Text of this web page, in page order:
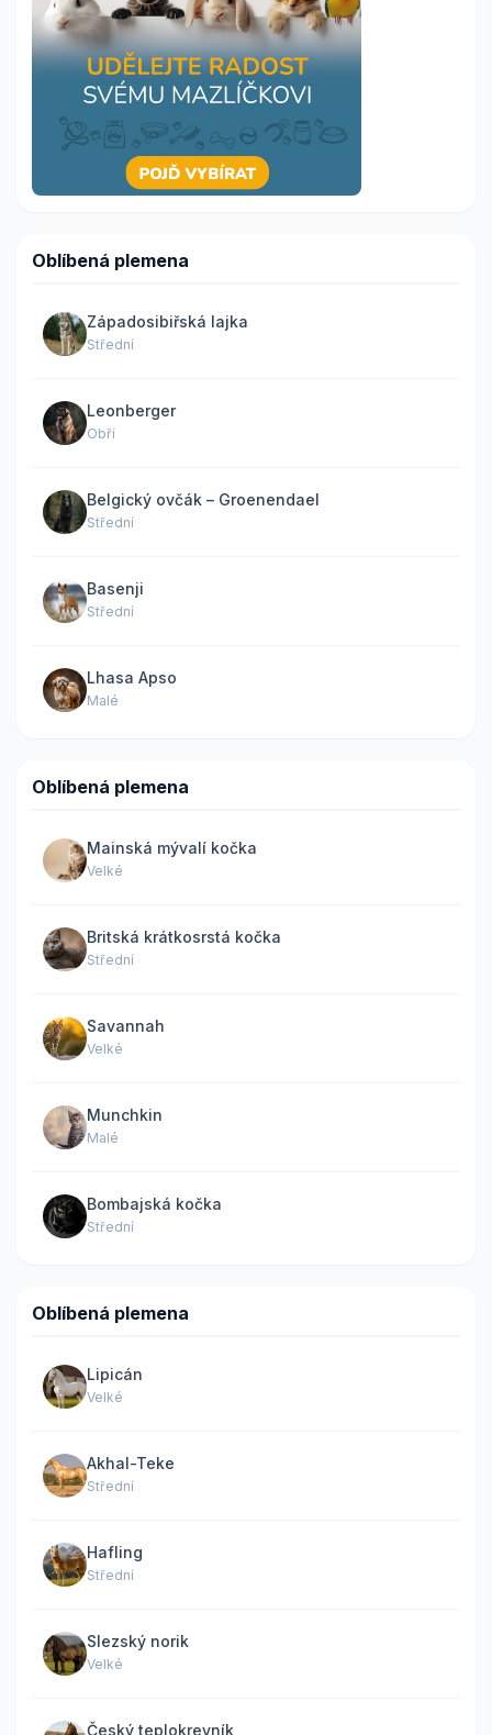
Oblíbená plemena
Západosibiřská lajka
Střední
Leonberger
Obří
Belgický ovčák – Groenendael
Střední
Basenji
Střední
Lhasa Apso
Malé
Oblíbená plemena
Mainská mývalí kočka
Velké
Britská krátkosrstá kočka
Střední
Savannah
Velké
Munchkin
Malé
Bombajská kočka
Střední
Oblíbená plemena
Lipicán
Velké
Akhal-Teke
Střední
Hafling
Střední
Slezský norik
Velké
Český teplokrevník